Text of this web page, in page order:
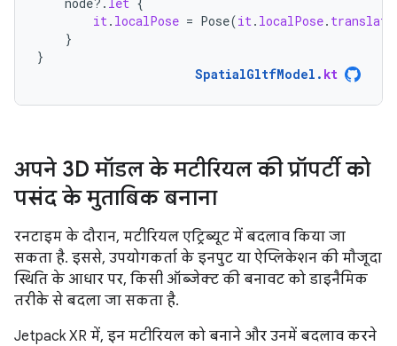
it. localPose = Pose(it. localPose.
}
}
SpatialGltfModel . kt
अपने 3D मॉडल के मटीरियल की प्रॉपर्टी को
पसंद के मुताबिक बनाना
रनटाइम के दौरान, मटीरियल एट्रिब्यूट में बदलाव किया जा
सकता है. इससे, उपयोगकर्ता के इनपुट या ऐप्लिकेशन की मौजूदा
स्थिति के आधार पर, किसी ऑब्जेक्ट की बनावट को डाइनैमिक
तरीके से बदला जा सकता है.
Jetpack XR में, इन मटीरियल को बनाने और उनमें बदलाव करने